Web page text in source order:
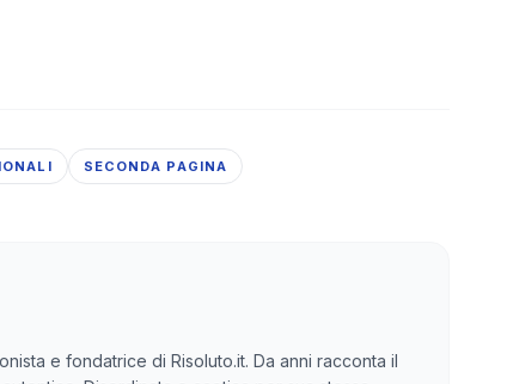
SECONDA PAGINA
e fondatrice di Risoluto.it. Da anni racconta il